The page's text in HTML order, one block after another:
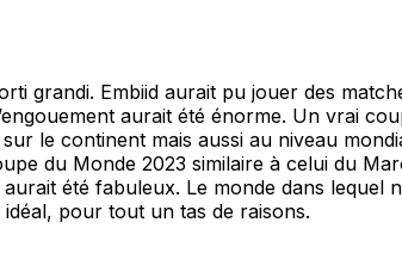
grandi. Embiid aurait pu jouer des
aurait été énorme. Un vrai
le continent mais aussi au niveau
du Monde 2023 similaire à celui du
été fabuleux. Le monde dans lequel
idéal, pour tout un tas de raisons.